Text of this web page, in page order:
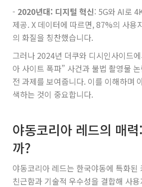
- 2020년대: 디지털 혁신: 5G와 AI로
제공. X 데이터에 따르면, 87%의 사용
의 화질을 칭찬했습니다.
그러나 2024년 더쿠와 디시인사이드
아 사이트 폭파” 사건과 불법 촬영물
전 과제를 보여줍니다. 이를 이해하며
색하는 것이 중요합니다.
야동코리아 레드의 매
까?
야동코리아 레드는 한국야동에 특화된
친근함과 기술적 우수성을 결합해 사